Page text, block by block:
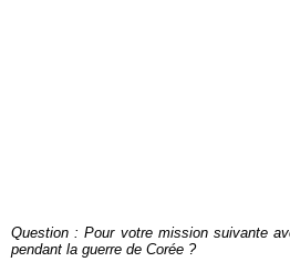
Question : Pour votre mission suivante
pendant la guerre de Corée ?